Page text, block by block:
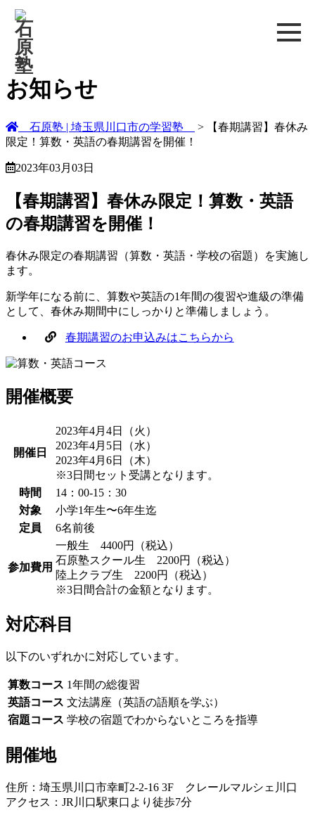
お知らせ
石原塾 | 埼玉県川口市の学習塾
> 【春期講習】春休み
限定！算数・英語の春期講習を開催！
2023年03月03日
【春期講習】春休み限定！算数・英語
の春期講習を開催！
春休み限定の春期講習（算数・英語・学校の宿題）を実施し
ます。
新学年になる前に、算数や英語の1年間の復習や進級の準備
として、春休み期間中にしっかりと準備しましょう。
春期講習のお申込みはこちらから
開催概要
開催日
2023年4月4日（火）
2023年4月5日（水）
2023年4月6日（木）
※3日間セット受講となります。
時間
14：00-15：30
対象
小学1年生〜6年生迄
定員
6名前後
参加費用
一般生 4400円（税込）
石原塾スクール生 2200円（税込）
陸上クラブ生 2200円（税込）
※3日間合計の金額となります。
対応科目
以下のいずれかに対応しています。
算数コース 1年間の総復習
英語コース 文法講座（英語の語順を学ぶ）
宿題コース 学校の宿題でわからないところを指導
開催地
住所：埼玉県川口市幸町2-2-16 3F クレールマルシェ川口
アクセス：JR川口駅東口より徒歩7分